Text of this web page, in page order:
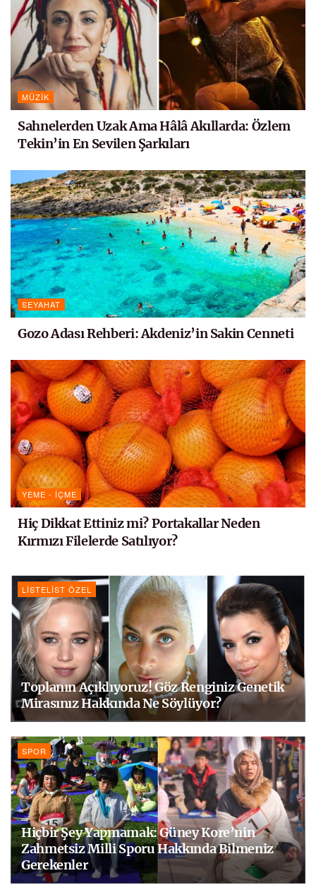
MÜZIK
Sahnelerden Uzak Ama Hâlâ Akıllarda: Özlem
Tekin’in En Sevilen Şarkıları
SEYAHAT
Gozo Adası Rehberi: Akdeniz’in Sakin Cenneti
YEME - İÇME
Hiç Dikkat Ettiniz mi? Portakallar Neden
Kırmızı Filelerde Satılıyor?
LISTELIST ÖZEL
Toplanın Açıklıyoruz! Göz Renginiz Genetik
Mirasınız Hakkında Ne Söylüyor?
SPOR
Hiçbir Şey Yapmamak: Güney Kore’nin
Zahmetsiz Milli Sporu Hakkında Bilmeniz
Gerekenler